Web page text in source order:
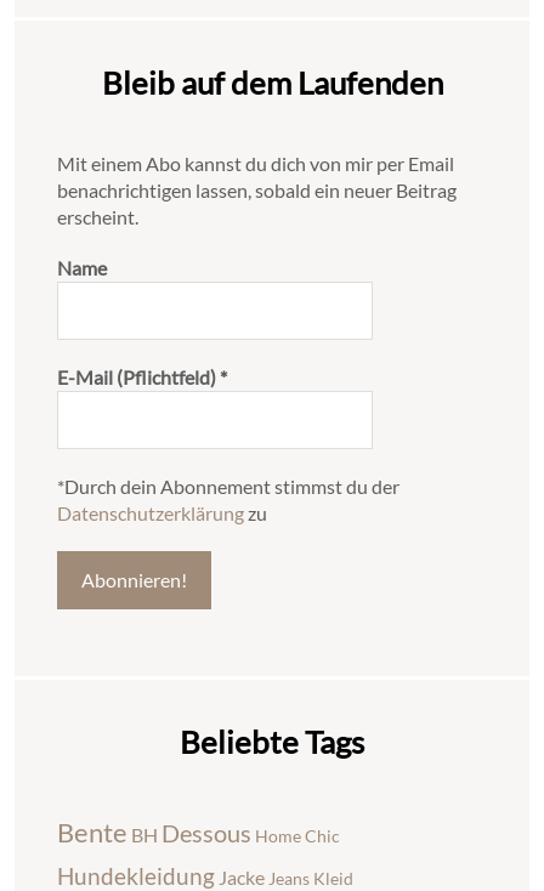
Bleib auf dem Laufenden
Mit einem Abo kannst du dich von mir per Email
benachrichtigen lassen, sobald ein neuer Beitrag
erscheint.
Name
E-Mail (Pflichtfeld) *
*Durch dein Abonnement stimmst du der
Datenschutzerklärungzu
Beliebte Tags
Bente BH Dessous Home Chic
Hundekleidung Jacke Jeans Kleid